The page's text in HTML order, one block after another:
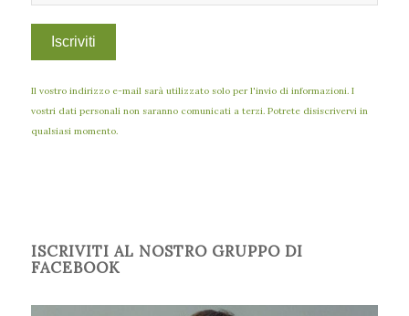
Il vostro indirizzo e-mail sarà utilizzato solo per l'invio di informazioni. I
vostri dati personali non saranno comunicati a terzi. Potrete disiscrivervi in
qualsiasi momento.
ISCRIVITI AL NOSTRO GRUPPO DI
FACEBOOK